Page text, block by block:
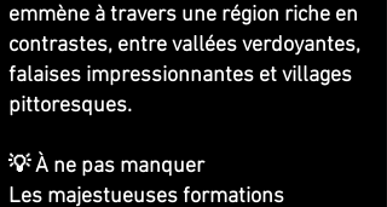
emmène à travers une région riche en
contrastes, entre vallées verdoyantes,
falaises impressionnantes et villages
pittoresques.
💡 À ne pas manquer
Les majestueuses formations